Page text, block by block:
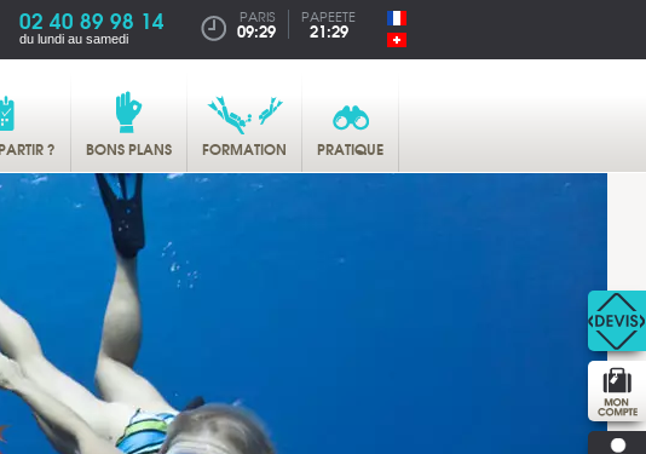
02 40 89 98 14
du lundi au samedi
PARIS
09:29
PAPEETE
21:29
? BONS PLANS FORMATION PRATIQUE